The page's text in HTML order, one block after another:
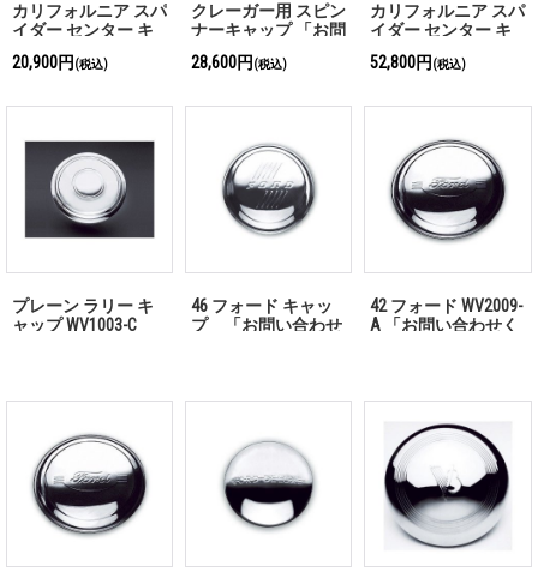
カリフォルニア スパ
イダー センター キ
ャップ 6穴 139.7mm
PCD用
20,900円 (税込)
クレーガー用 スピン
ナーキャップ 「お問
い合わせください」
28,600円 (税込)
カリフォルニア スパ
イダー センター キ
ャップ
52,800円 (税込)
プレーン ラリー キ
ャップ WV1003-C
46 フォード キャッ
プ 「お問い合わせ
42 フォード WV2009-
A 「お問い合わせく